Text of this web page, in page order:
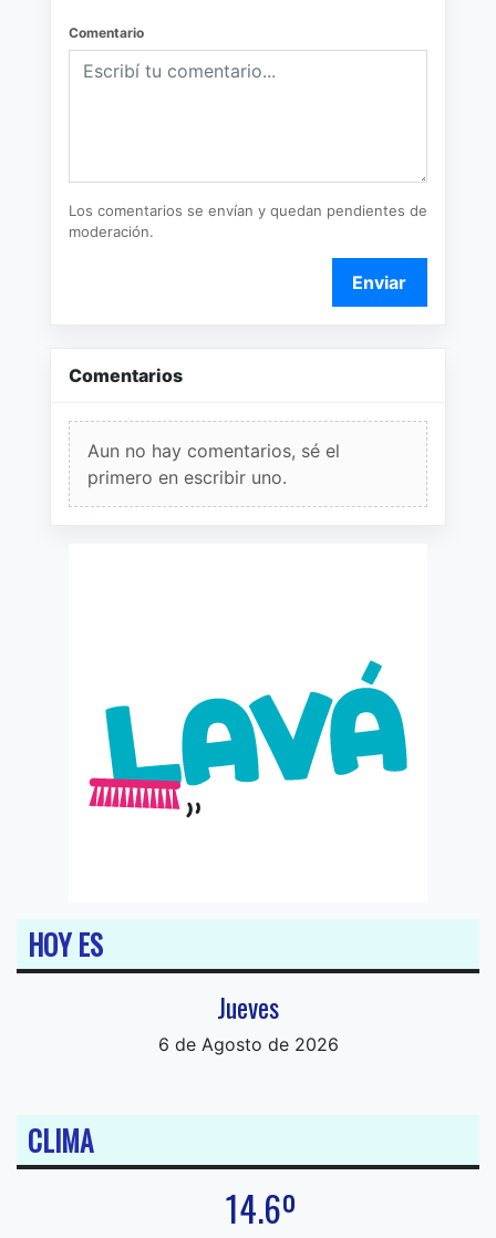
Comentario
Los comentarios se envían y quedan pendientes de
moderación.
Enviar
Comentarios
Aun no hay comentarios, sé el
primero en escribir uno.
HOY ES
Jueves
6 de Agosto de 2026
CLIMA
14.6º